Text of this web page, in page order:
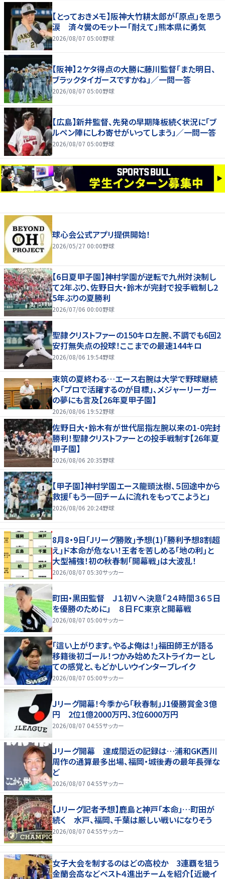
【とっておきメモ】阪神大竹耕太郎が「原点」を思う
涙 済々黌のモットー「耐えて」熊本県に勇気
2026/08/07 05:00野球
【阪神】２ケタ得点の大勝に藤川監督「また明日、
ブラックタイガースですかね」／一問一答
2026/08/07 05:00野球
【広島】新井監督、先発の早期降板続く状況に「ブ
ルペン陣にしわ寄せがいってしまう」／一問一答
2026/08/07 05:00野球
球心会公式アプリ提供開始！
2026/05/27 00:00野球
【6日夏甲子園】神村学園が逆転で九州対決制し
て2年ぶり、佐野日大・鈴木が完封で投手戦制し2
5年ぶりの夏勝利
2026/07/06 00:00野球
聖隷クリストファーの150キロ左腕、不調でも6回2
安打無失点の投球！ここまでの最速144キロ
2026/08/06 19:54野球
東筑の夏終わる…エース右腕は大学で野球継続
へ「プロで活躍するのが目標」、メジャーリーガー
の夢にも言及【26年夏甲子園】
2026/08/06 19:52野球
佐野日大・鈴木有が世代屈指左腕以来の1-0完封
勝利！聖隷クリストファーとの投手戦制す【26年夏
甲子園】
2026/08/06 20:35野球
【甲子園】神村学園エース龍頭汰樹、５回途中から
救援「もう一回チームに流れをもってこようと」
2026/08/06 20:24野球
8月8・9日｢Jリーグ勝敗｣予想(1)｢勝利予想8割超
え｣ド本命が危ない！王者を苦しめる｢地の利｣と
大型補強！初の秋春制｢開幕戦｣は大波乱！
2026/08/07 05:30サッカー
町田・黒田監督 Ｊ１初Ｖへ決意「２４時間３６５日
を優勝のために」 ８日ＦＣ東京と開幕戦
2026/08/07 05:00サッカー
｢這い上がります。やるよ俺は！｣福田師王が語る
移籍後初ゴール！つかみ始めたストライカーとし
ての感覚と、もどかしいウインターブレイク
2026/08/07 05:00サッカー
Ｊリーグ開幕！今季から「秋春制」J1優勝賞金３億
円 2位1億2000万円、3位6000万円
2026/08/07 04:55サッカー
Ｊリーグ開幕 達成間近の記録は…浦和GK西川
周作の通算最多出場、福岡・城後寿の最年長弾な
ど
2026/08/07 04:55サッカー
【Ｊリーグ記者予想】鹿島と神戸「本命」…町田が
続く 水戸、福岡、千葉は厳しい戦いになりそう
2026/08/07 04:55サッカー
女子大会を制するのはどの高校か 3連覇を狙う
金蘭会高などベスト４進出チームを紹介【近畿イ